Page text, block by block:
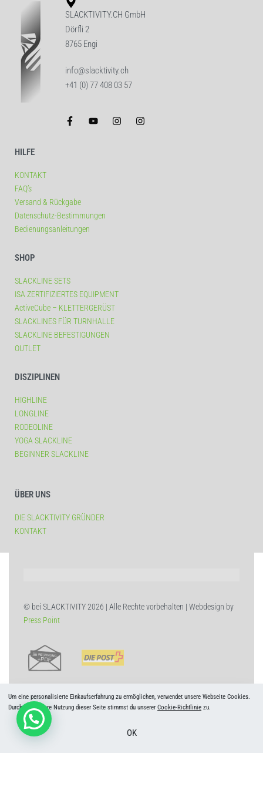
SLACKTIVITY.CH GmbH
Dörfli 2
8765 Engi
info@slacktivity.ch
+41 (0) 77 408 03 57
HILFE
KONTAKT
FAQ’s
Versand & Rückgabe
Datenschutz-Bestimmungen
Bedienungsanleitungen
SHOP
SLACKLINE SETS
ISA ZERTIFIZIERTES EQUIPMENT
ActiveCube – KLETTERGERÜST
SLACKLINES FÜR TURNHALLE
SLACKLINE BEFESTIGUNGEN
OUTLET
DISZIPLINEN
HIGHLINE
LONGLINE
RODEOLINE
YOGA SLACKLINE
BEGINNER SLACKLINE
ÜBER UNS
DIE SLACKTIVITY GRÜNDER
KONTAKT
© bei SLACKTIVITY 2026 | Alle Rechte vorbehalten | Webdesign by
Press Point
Um eine personalisierte Einkaufserfahrung zu ermöglichen, verwendet unsere Webseite Cookies.
Durch die weitere Nutzung dieser Seite stimmst du unsererCookie-Richtlinie zu.
OK